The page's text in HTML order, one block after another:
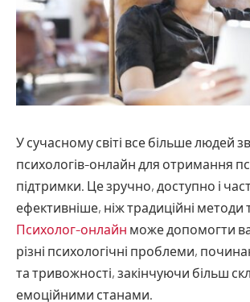
У сучасному світі все більше людей
психологів-онлайн для отримання
підтримки. Це зручно, доступно і
ефективніше, ніж традиційні методи
Психолог-онлайн може допомогти
різні психологічні проблеми,
та тривожності, закінчуючи більш
емоційними станами.